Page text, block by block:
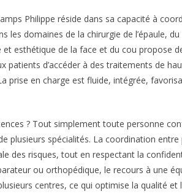
Philippe réside dans sa capacité à
les domaines de la chirurgie de l’épaule,
esthétique de la face et du cou propose
d’accéder à des traitements de
prise en charge est fluide, intégrée,
? Tout simplement toute personne
plusieurs spécialités. La coordination entre
des risques, tout en respectant la
ou orthopédique, le recours à une
centres, ce qui optimise la qualité et